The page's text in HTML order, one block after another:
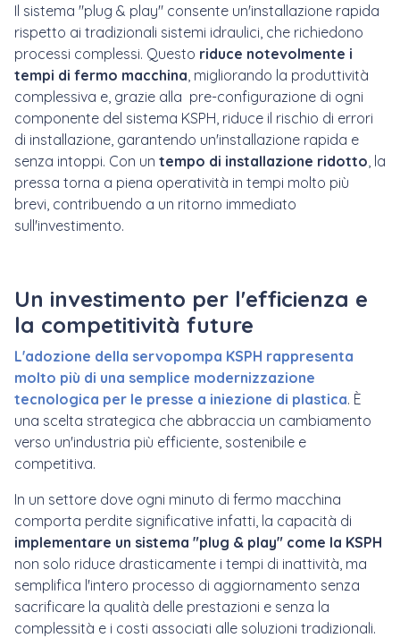
Il sistema "plug & play" consente un'installazione rapida
rispetto ai tradizionali sistemi idraulici, che richiedono
processi complessi. Questo riduce notevolmente i
tempi di fermo macchina , migliorando la produttività
complessiva e, grazie alla pre-configurazione di ogni
componente del sistema KSPH, riduce il rischio di errori
di installazione, garantendo un'installazione rapida e
senza intoppi. Con un tempo di installazione ridotto , la
pressa torna a piena operatività in tempi molto più
brevi, contribuendo a un ritorno immediato
sull'investimento.
Un investimento per l'efficienza e
la competitività future
L'adozione della servopompa KSPH rappresenta
molto più di una semplice modernizzazione
tecnologica per le presse a iniezione di plastica. È
una scelta strategica che abbraccia un cambiamento
verso un'industria più efficiente, sostenibile e
competitiva.
In un settore dove ogni minuto di fermo macchina
comporta perdite significative infatti, la capacità di
implementare un sistema "plug & play" come la KSPH
non solo riduce drasticamente i tempi di inattività, ma
semplifica l'intero processo di aggiornamento senza
sacrificare la qualità delle prestazioni e senza la
complessità e i costi associati alle soluzioni tradizionali.